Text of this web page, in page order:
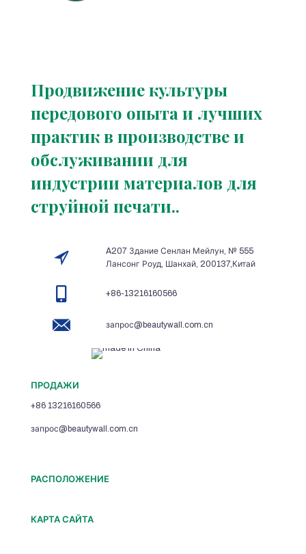
Продвижение культуры
передового опыта и лучших
практик в производстве и
обслуживании для
индустрии материалов для
струйной печати..
A207 Здание Сенлан Мейлун, № 555
Лансонг Роуд, Шанхай, 200137,Китай
+86-13216160566
запрос@beautywall.com.cn
ПРОДАЖИ
+86 13216160566
запрос@beautywall.com.cn
РАСПОЛОЖЕНИЕ
КАРТА САЙТА